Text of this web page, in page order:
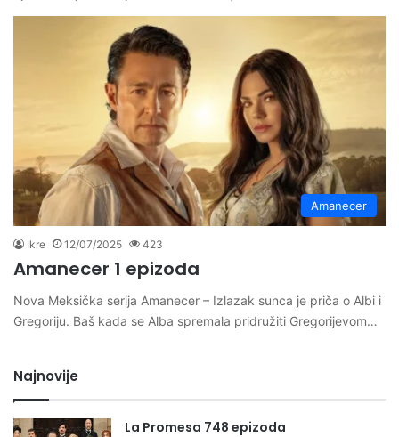
Amanecer
Ikre 12/07/2025 423
Amanecer 1 epizoda
Nova Meksička serija Amanecer – Izlazak sunca je priča o Albi i
Gregoriju. Baš kada se Alba spremala pridružiti Gregorijevom…
Najnovije
La Promesa 748 epizoda